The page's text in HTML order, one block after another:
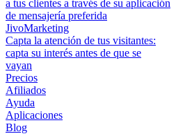
a tus clientes a través de su aplicación
de mensajería preferida
JivoMarketing
Capta la atención de tus visitantes:
capta su interés antes de que se
vayan
Precios
Afiliados
Ayuda
Aplicaciones
Blog